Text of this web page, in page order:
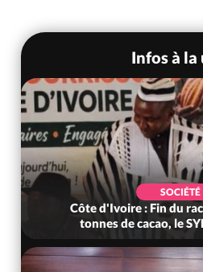
Infos à la
SOCIÉTÉ
Côte d'Ivoire : Fin du
tonnes de cacao, le